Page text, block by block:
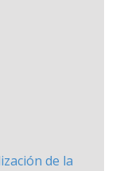
de la